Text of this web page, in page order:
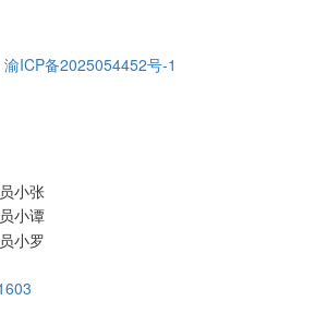
渝ICP备2025054452号-1
小张
小谭
小罗